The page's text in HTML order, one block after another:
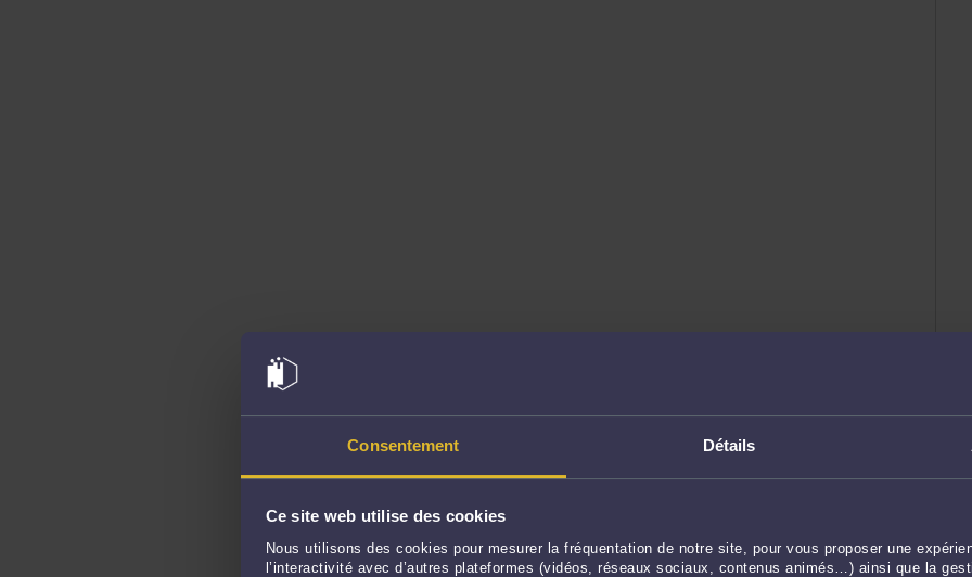
Consentement Détails
Ce site web utilise des cookies
Nous utilisons des cookies pour mesurer la fréquentation de notre site, pour vous proposer une
l’interactivité avec d’autres plateformes (vidéos, réseaux sociaux, contenus animés…) ainsi que la